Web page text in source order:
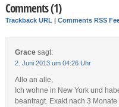
Comments (1)
Trackback URL | Comments RSS
Grace sagt:
2. Juni 2013 um 04:26 Uhr
Allo an alle,
Ich wohne in New York und
beantragt. Exakt nach 3